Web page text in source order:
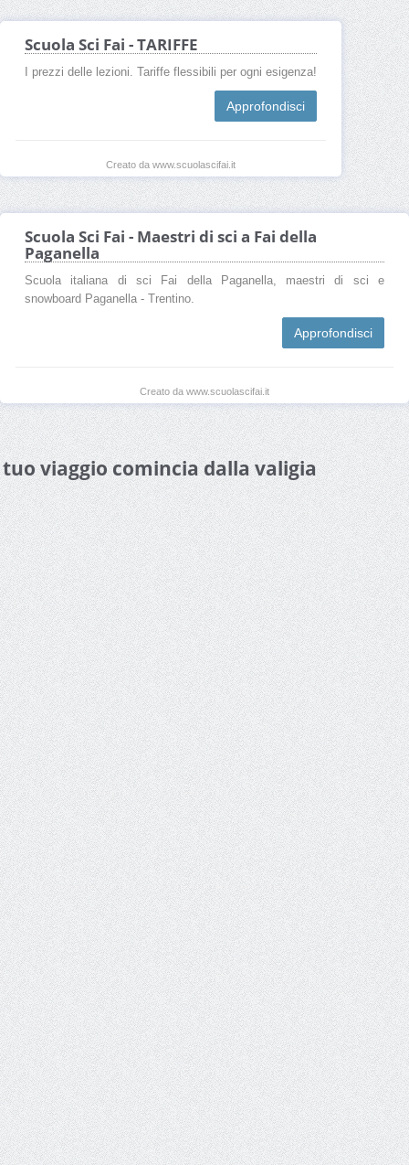
Scuola Sci Fai - TARIFFE
I prezzi delle lezioni. Tariffe flessibili per ogni esigenza!
Approfondisci
Creato da www.scuolascifai.it
Scuola Sci Fai - Maestri di sci a Fai della
Paganella
Scuola italiana di sci Fai della Paganella, maestri di sci e
snowboard Paganella - Trentino.
Approfondisci
Creato da www.scuolascifai.it
viaggio comincia dalla valigia